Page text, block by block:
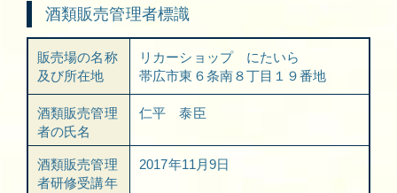
酒類販売管理者標識
販売場の名称
及び所在地
リカーショップ にたいら
帯広市東６条南８丁目１９番地
酒類販売管理
者の氏名
仁平 泰臣
酒類販売管理
者研修受講年
2017年11月9日